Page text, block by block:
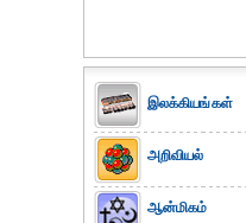
இலக்கியங்கள்
அறிவியல்
ஆன்மிகம்